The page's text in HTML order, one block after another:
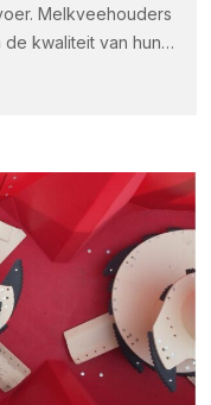
Melkveehouders
kwaliteit van hun